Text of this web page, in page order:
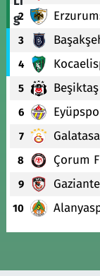
2
3
4
5 Beşiktaş
6
7
8 Çorum
9
10